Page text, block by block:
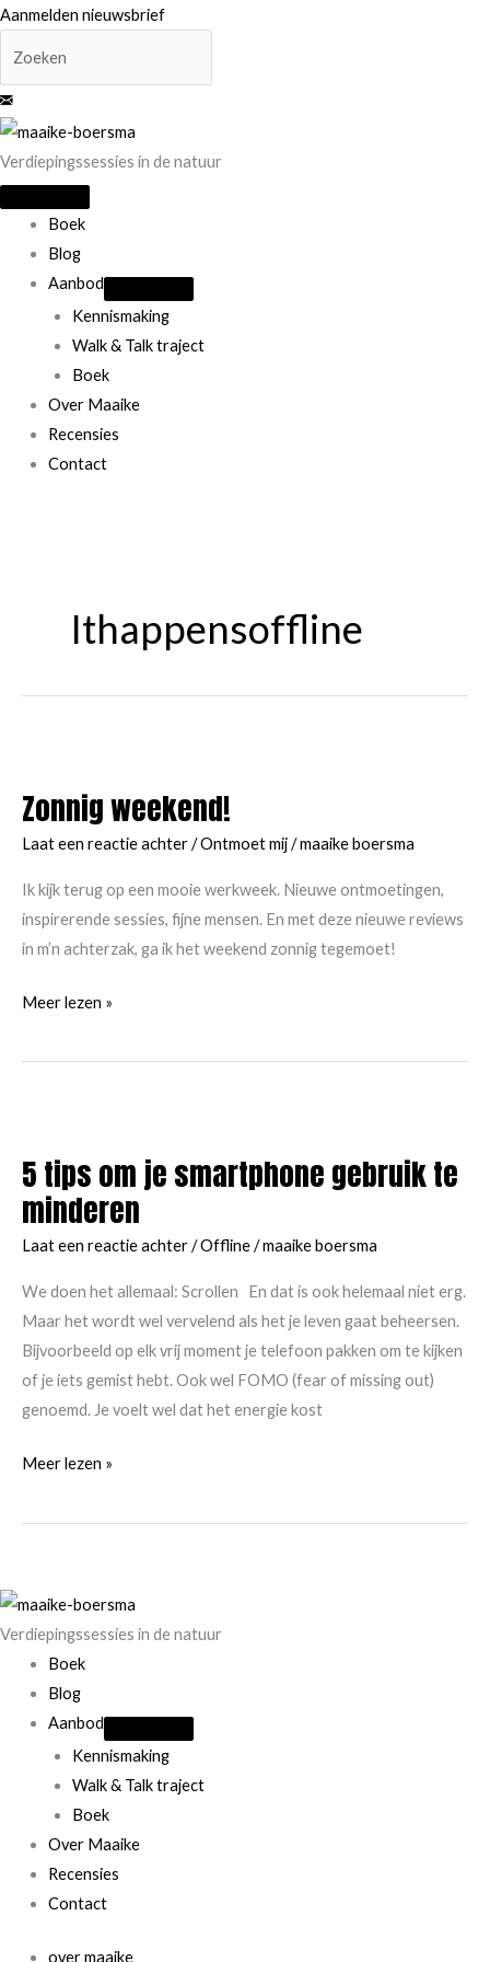
Ga
inhoud
Aanmelden nieuwsbrief
Verdiepingssessies in de natuur
Boek
Blog
Aanbod
Kennismaking
Walk & Talk traject
Boek
Over Maaike
Recensies
Contact
Ithappensoffline
Zonnig weekend!
Laat een reactie achter/Ontmoet mij/maaike boersma
Ik kijk terug op een mooie werkweek. Nieuwe ontmoetingen,
inspirerende sessies, fijne mensen. En met deze nieuwe reviews
in m’n achterzak, ga ik het weekend zonnig tegemoet!
Zonnig
Meer lezen »
5 tips om je smartphone gebruik te
minderen
Laat een reactie achter/Offline/maaike boersma
We doen het allemaal: Scrollen En dat is ook helemaal niet erg.
Maar het wordt wel vervelend als het je leven gaat beheersen.
Bijvoorbeeld op elk vrij moment je telefoon pakken om te kijken
of je iets gemist hebt. Ook wel FOMO (fear of missing out)
genoemd. Je voelt wel dat het energie kost
5
om
gebruik
te
minderen
Meer lezen »
Verdiepingssessies in de natuur
Boek
Blog
Aanbod
Kennismaking
Walk & Talk traject
Boek
Over Maaike
Recensies
Contact
over maaike